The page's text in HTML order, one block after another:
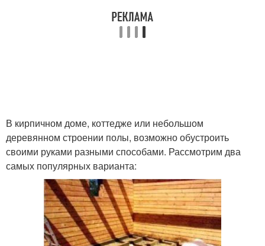
В кирпичном доме, коттедже или небольшом
деревянном строении полы, возможно обустроить
своими руками разными способами. Рассмотрим два
самых популярных варианта: